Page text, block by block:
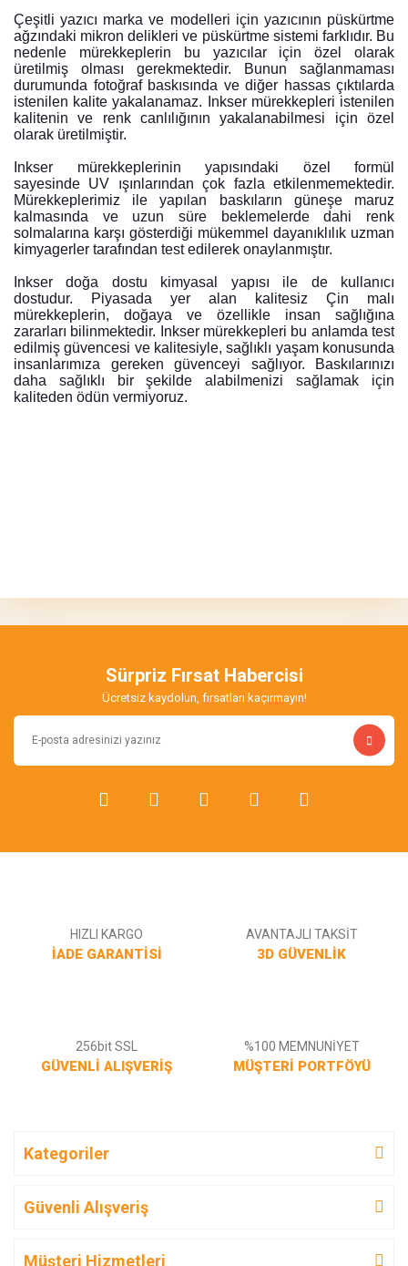
Çeşitli yazıcı marka ve modelleri için yazıcının püskürtme
ağzındaki mikron delikleri ve püskürtme sistemi farklıdır. Bu
nedenle mürekkeplerin bu yazıcılar için özel olarak
üretilmiş olması gerekmektedir. Bunun sağlanmaması
durumunda fotoğraf baskısında ve diğer hassas çıktılarda
istenilen kalite yakalanamaz. Inkser mürekkepleri istenilen
kalitenin ve renk canlılığının yakalanabilmesi için özel
olarak üretilmiştir.
Inkser mürekkeplerinin yapısındaki özel formül
sayesinde UV ışınlarından çok fazla etkilenmemektedir.
Mürekkeplerimiz ile yapılan baskıların güneşe maruz
kalmasında ve uzun süre beklemelerde dahi renk
solmalarına karşı gösterdiği mükemmel dayanıklılık uzman
kimyagerler tarafından test edilerek onaylanmıştır.
Inkser doğa dostu kimyasal yapısı ile de kullanıcı
dostudur. Piyasada yer alan kalitesiz Çin malı
mürekkeplerin, doğaya ve özellikle insan sağlığına
zararları bilinmektedir. Inkser mürekkepleri bu anlamda test
edilmiş güvencesi ve kalitesiyle, sağlıklı yaşam konusunda
insanlarımıza gereken güvenceyi sağlıyor. Baskılarınızı
daha sağlıklı bir şekilde alabilmenizi sağlamak için
kaliteden ödün vermiyoruz.
Yorum Yaz
Ürün bilgilerinde hatalar bulunuyor.
Ürün fiyatı diğer sitelerden daha pahalı.
Bu ürüne benzer farklı alternatifler olmalı.
Sürpriz Fırsat Habercisi
Ücretsiz kaydolun, fırsatları kaçırmayın!
HIZLI KARGO
İADE GARANTİSİ
AVANTAJLI TAKSİT
3D GÜVENLİK
256bit SSL
GÜVENLİ ALIŞVERİŞ
%100 MEMNUNİYET
MÜŞTERİ PORTFÖYÜ
Kategoriler
Güvenli Alışveriş
Müşteri Hizmetleri